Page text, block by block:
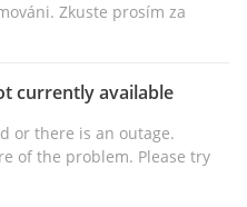
Zkuste prosím za
currently available
or there is an outage.
of the problem. Please try